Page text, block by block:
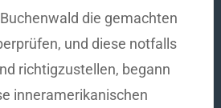
die gemachten
und diese notfalls
richtigzustellen, begann
inneramerikanischen